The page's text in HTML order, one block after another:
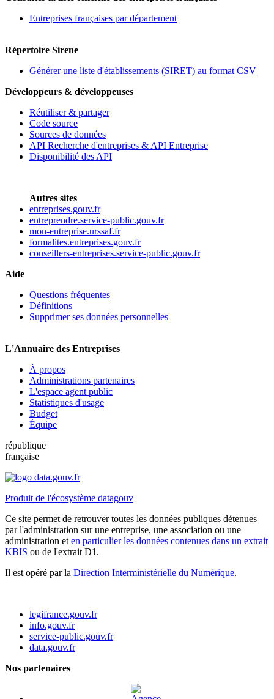
Entreprises françaises par département
Répertoire Sirene
Générer une liste d'établissements (SIRET) au format CSV
Développeurs & développeuses
Réutiliser & partager
Code source
Sources de données
API Recherche d'entreprises & API Entreprise
Disponibilité des API
Autres sites
entreprises.gouv.fr
entreprendre.service-public.gouv.fr
mon-entreprise.urssaf.fr
formalites.entreprises.gouv.fr
conseillers-entreprises.service-public.gouv.fr
Aide
Questions fréquentes
Définitions
Supprimer ses données personnelles
L'Annuaire des Entreprises
À propos
Administrations partenaires
L'espace agent public
Statistiques d'usage
Budget
Équipe
république
française
Produit de l'écosystème datagouv
Ce site permet de retrouver toutes les données publiques détenues
par l'administration sur une entreprise, une association ou une
administration et en particulier les données contenues dans un extrait
KBIS ou de l'extrait D1.
Il est opéré par la Direction Interministérielle du Numérique.
legifrance.gouv.fr
info.gouv.fr
service-public.gouv.fr
data.gouv.fr
Nos partenaires